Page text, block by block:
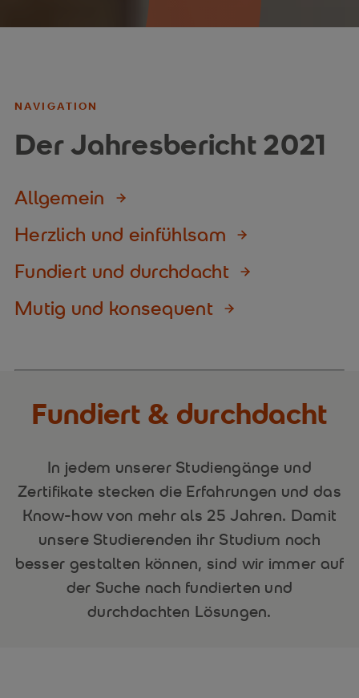
NAVIGATION
Der Jahresbericht 2021
Allgemein
Herzlich und einfühlsam
Fundiert und durchdacht
Mutig und konsequent
Fundiert & durchdacht
In jedem unserer Studiengänge und
Zertifikate stecken die Erfahrungen und das
Know-how von mehr als 25 Jahren. Damit
unsere Studierenden ihr Studium noch
besser gestalten können, sind wir immer auf
der Suche nach fundierten und
durchdachten Lösungen.